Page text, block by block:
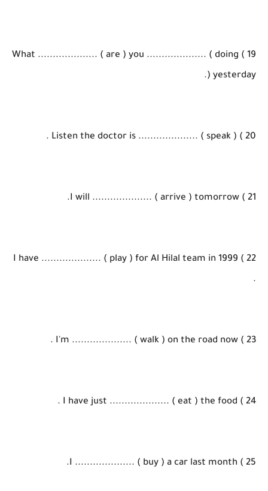
19 ) What .................... ( are ) you .................... ( doing
) yesterday.
20 ) Listen the doctor is .................... ( speak ) .
21 ) I will .................... ( arrive ) tomorrow.
22 ) I have .................... ( play ) for Al Hilal team in 1999
.
23 ) I'm .................... ( walk ) on the road now .
24 ) I have just .................... ( eat ) the food .
25 ) I .................... ( buy ) a car last month.